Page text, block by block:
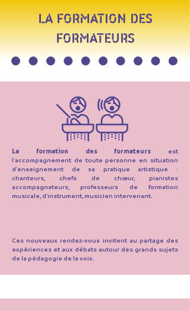
LA FORMATION DES
FORMATEURS
La formation des formateurs est
l'accompagnement de toute personne en situation
d'enseignement de sa pratique artistique :
chanteurs, chefs de chœur, pianistes
accompagnateurs, professeurs de formation
musicale, d'instrument, musicien intervenant.
Ces nouveaux rendez-vous invitent au partage des
expériences et aux débats autour des grands sujets
de la pédagogie de la voix.